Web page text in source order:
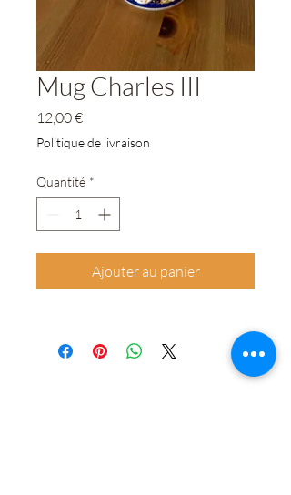
Mug Charles III
12,00 €Prix
Politique de livraison
Quantité *
Ajouter au panier